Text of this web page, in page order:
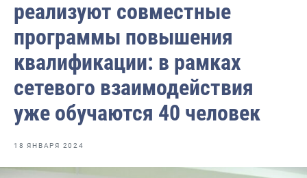
Отраслевые СМИ
Выставки и конференции
Научно-практическая литература
Рыбоохрана России
Отрасль в цифрах
Большая африканская экспедиция
реализуют совместные
программы повышения
квалификации: в рамках
сетевого взаимодействия
уже обучаются 40 человек
18 ЯНВАРЯ 2024